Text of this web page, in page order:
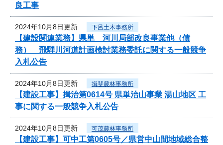
良工事
2024年10月8日更新 下呂土木事務所
【建設関連業務】県単 河川局部改良事業他（債
務） 飛騨川河道計画検討業務委託に関する一般競争
入札公告
2024年10月8日更新 揖斐農林事務所
【建設工事】揖治第0614号 県単治山事業 湯山地区 工
事に関する一般競争入札公告
2024年10月8日更新 可茂農林事務所
【建設工事】可中工第0605号／県営中山間地域総合整